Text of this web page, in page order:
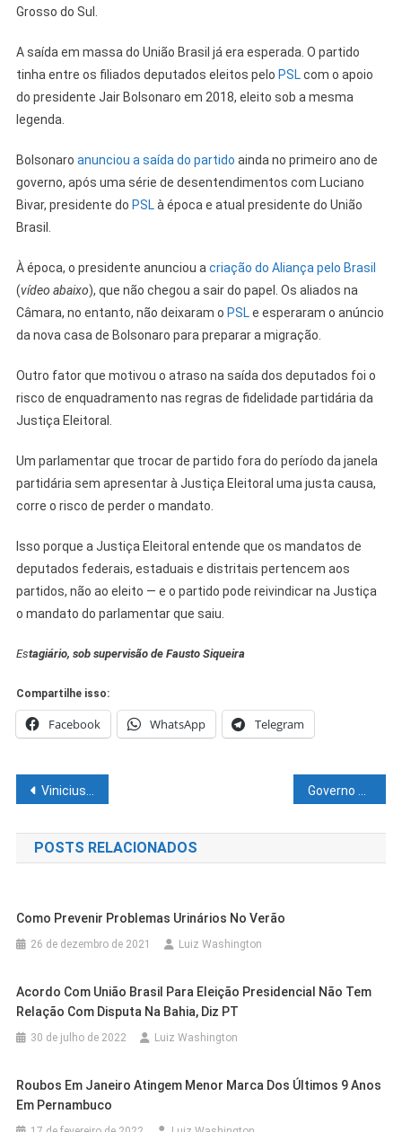
Grosso do Sul.
A saída em massa do União Brasil já era esperada. O partido
tinha entre os filiados deputados eleitos pelo PSLcom o apoio
do presidente Jair Bolsonaro em 2018, eleito sob a mesma
legenda.
Bolsonaro anunciou a saída do partido ainda no primeiro ano de
governo, após uma série de desentendimentos com Luciano
Bivar, presidente do PSLà época e atual presidente do União
Brasil.
À época, o presidente anunciou acriação do Aliança pelo Brasil
(vídeo abaixo), que não chegou a sair do papel. Os aliados na
Câmara, no entanto, não deixaram o PSLe esperaram o anúncio
da nova casa de Bolsonaro para preparar a migração.
Outro fator que motivou o atraso na saída dos deputados foi o
risco de enquadramento nas regras de fidelidade partidária da
Justiça Eleitoral.
Um parlamentar que trocar de partido fora do período da janela
partidária sem apresentar à Justiça Eleitoral uma justa causa,
corre o risco de perder o mandato.
Isso porque a Justiça Eleitoral entende que os mandatos de
deputados federais, estaduais e distritais pertencem aos
partidos, não ao eleito — e o partido pode reivindicar na Justiça
o mandato do parlamentar que saiu.
Estagiário, sob supervisão de Fausto Siqueira
Compartilhe isso:
Facebook WhatsApp Telegram
Navegação
de
Post
Vinicius é o oitavo eliminado no paredão do ‘BBB22’, com 55,87% dos votos Governo antecipa 13º de aposentados e libera saques do FGTS
POSTS RELACIONADOS
Como Prevenir Problemas Urinários No Verão
26 de dezembro de 2021 Luiz Washington
Acordo Com União Brasil Para Eleição Presidencial Não Tem
Relação Com Disputa Na Bahia, Diz PT
30 de julho de 2022 Luiz Washington
Roubos Em Janeiro Atingem Menor Marca Dos Últimos 9 Anos
Em Pernambuco
Cidades
Programa Farmácia Em Todo Lugar
Casa Nova
Cidades Petrolina